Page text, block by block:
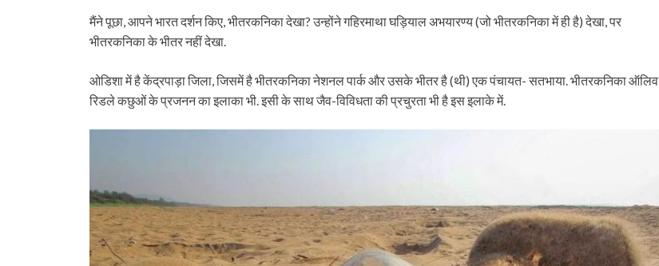
मैंने पूछा, आपने भारत दर्शन किए, भीतरकनिका देखा? उन्होंने गहिरमाथा घड़ियाल अभयारण्य (जो भीतरकनिका में ही है) देखा, पर
भीतरकनिका के भीतर नहीं देखा.
ओडिशा में है केंद्रपाड़ा जिला, जिसमें है भीतरकनिका नेशनल पार्क और उसके भीतर है (थी) एक पंचायत- सतभाया. भीतरकनिका ऑलिव
रिडले कछुओं के प्रजनन का इलाका भी. इसी के साथ जैव-विविधता की प्रचुरता भी है इस इलाके में.